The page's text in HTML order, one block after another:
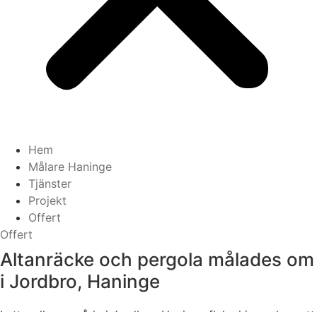
Hem
Målare Haninge
Tjänster
Projekt
Offert
Offert
Altanräcke och pergola målades om
i Jordbro, Haninge